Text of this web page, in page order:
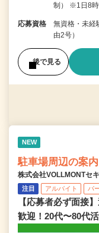
制） ※1日8時
応募資格
無資格・未経
由2号）
後で見る
NEW
駐車場周辺の案
株式会社VOLLMONTセ
注目 アルバイト パ
【応募者必ず面接
歓迎！20代〜80代